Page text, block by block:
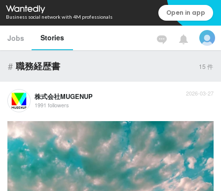
Business social network with 4M professionals Open in app
Jobs Stories
# 職務経歴書 15 件
株式会社MUGENUP
1991 followers
2026-03-27